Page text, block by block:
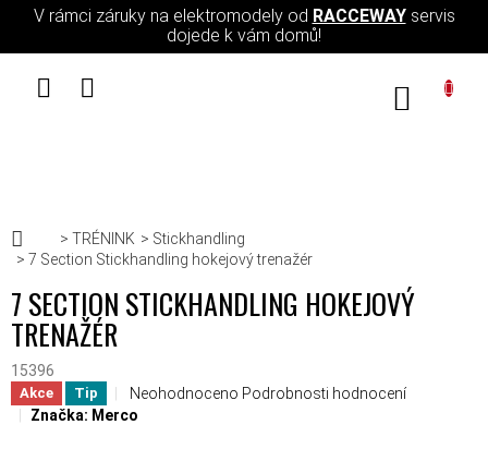
Přejít na obsah
V rámci záruky na elektromodely od RACCEWAYservis
dojede k vám domů!
Domů
TRÉNINK
Stickhandling
7 Section Stickhandling hokejový trenažér
7 SECTION STICKHANDLING HOKEJOVÝ
TRENAŽÉR
15396
Akce Tip Průměrné hodnocení produktu je 0,0 z 5 hvězdiček.
Neohodnoceno Podrobnosti hodnocení
Značka: Merco